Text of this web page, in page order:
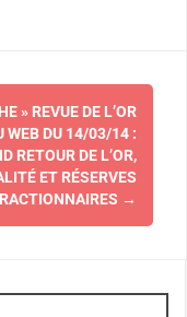
» REVUE DE L’OR
WEB DU 14/03/14 :
RETOUR DE L’OR,
ET RÉSERVES
→